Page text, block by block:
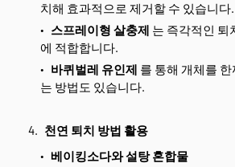
치해 효과적으로 제거할 수 있습니다.
스프레이형 살충제 는 즉각적인 퇴
에 적합합니다.
바퀴벌레 유인제 를 통해 개체를
는 방법도 있습니다.
천연 퇴치 방법 활용
베이킹소다와 설탕 혼합물